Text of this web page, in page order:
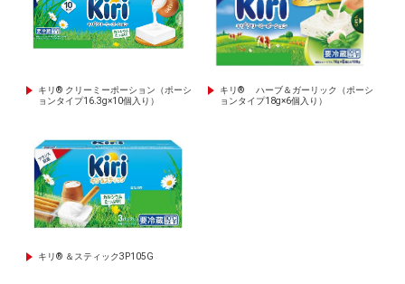
キリ® クリーミーポーション（ポーシ
ョンタイプ16.3g×10個入り）
キリ® ハーブ＆ガーリック（ポーシ
ョンタイプ18g×6個入り）
キリ® ＆スティック3P105G